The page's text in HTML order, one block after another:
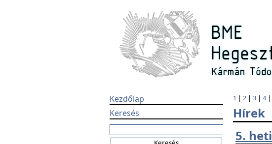
Kezdőlap
Keresés
1 | 2 | 3 | 4|
Hírek
5.